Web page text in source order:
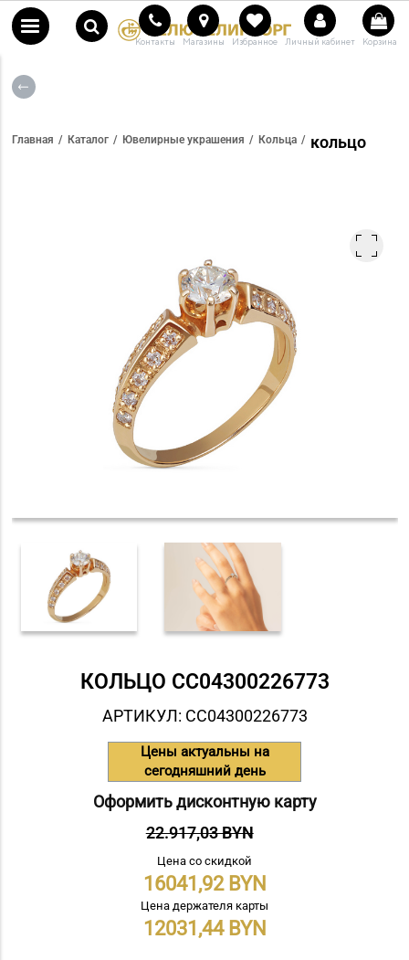
Контакты Магазины Избранное Личный кабинет Корзина
Главная Каталог Ювелирные украшения Кольца кольцо
КОЛЬЦО СC04300226773
АРТИКУЛ: СC04300226773
Цены актуальны на
сегодняшний день
Оформить дисконтную карту
22.917,03 BYN
Цена со скидкой
16041,92
Цена держателя карты
12031,44